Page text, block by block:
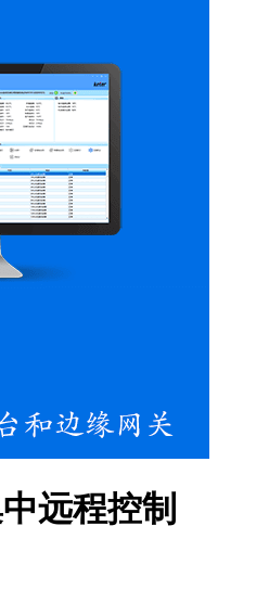
远程控制